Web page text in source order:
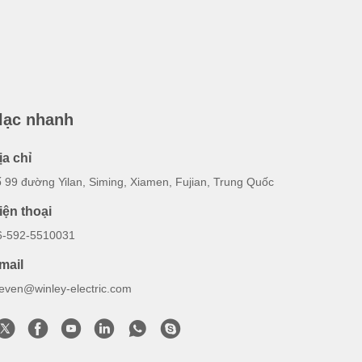
nhanh
chỉ
99 đường Yilan, Siming, Xiamen, Fujian, Trung Quốc
thoại
592-5510031
electric.com